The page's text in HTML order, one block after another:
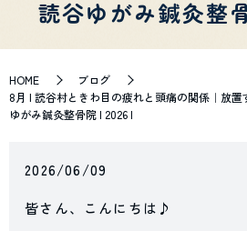
読谷ゆがみ鍼灸整
HOME
ブログ
8月 | 読谷村ときわ目の疲れと頭痛の関係｜放
ゆがみ鍼灸整骨院 | 2026 |
2026/06/09
皆さん、こんにちは♪